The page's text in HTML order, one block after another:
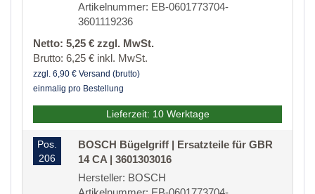
Artikelnummer: EB-0601773704-
3601119236
Netto: 5,25 € zzgl. MwSt.
Brutto: 6,25 € inkl. MwSt.
zzgl. 6,90 € Versand (brutto)
einmalig pro Bestellung
Lieferzeit: 10 Werktage
Pos.
206
BOSCH Bügelgriff | Ersatzteile für GBR
14 CA | 3601303016
Hersteller: BOSCH